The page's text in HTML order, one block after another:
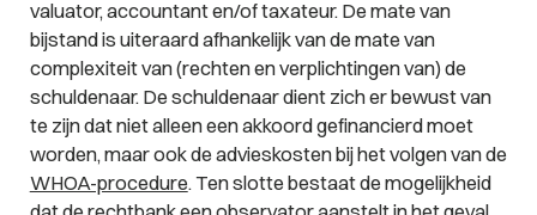
valuator, accountant en/of taxateur. De mate van
bijstand is uiteraard afhankelijk van de mate van
complexiteit van (rechten en verplichtingen van) de
schuldenaar. De schuldenaar dient zich er bewust van
te zijn dat niet alleen een akkoord gefinancierd moet
worden, maar ook de advieskosten bij het volgen van de
WHOA-procedure. Ten slotte bestaat de mogelijkheid